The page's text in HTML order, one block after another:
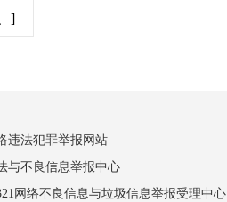
]
违法犯罪举报网站
与不良信息举报中心
网络不良信息与垃圾信息举报受理中心